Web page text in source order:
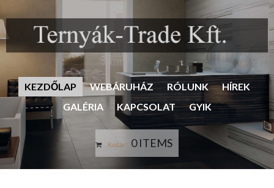
KEZDŐLAP WEBÁRUHÁZ RÓLUNK
HÍREK
GALÉRIA
KAPCSOLAT GYIK
Kosár: 0 ITEMS